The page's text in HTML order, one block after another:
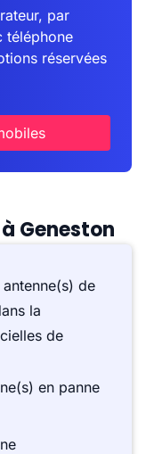
par
téléphone
réservées
Geneston
antenne(s) de
la
de
en panne